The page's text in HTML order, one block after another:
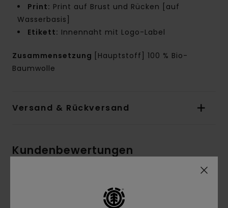
Print: Print auf Brust und Rücken [auf
Wasserbasis]
Etikett: Innennaht mit Logo-Label
Zusammensetzung
[Hauptstoff] 100 % Bio-
Baumwolle
Versand & Rückversand
Kundenbewertungen
Durchschnittliche Bewertung